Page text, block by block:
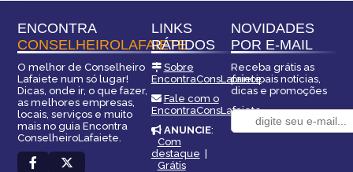
ENCONTRA
CONSELHEIROLAFAIETE
O melhor de Conselheiro
Lafaiete num só lugar!
Dicas, onde ir, o que fazer,
as melhores empresas,
locais, serviços e muito
mais no guia Encontra
ConselheiroLafaiete.
LINKS
RÁPIDOS
Sobre
EncontraConsLafaiete
Fale com o
EncontraConsLafaiete
ANUNCIE:
Com
destaque |
Grátis
NOVIDADES
POR E-MAIL
Receba grátis as
principais notícias,
dicas e promoções